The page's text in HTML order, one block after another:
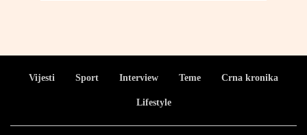
Vijesti Sport Interview Teme Crna kronika
Lifestyle